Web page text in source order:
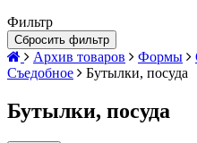
Фильтр
Сбросить фильтр
Архив товаров Формы
Съедобное
Бутылки, посуда
Бутылки, посуда